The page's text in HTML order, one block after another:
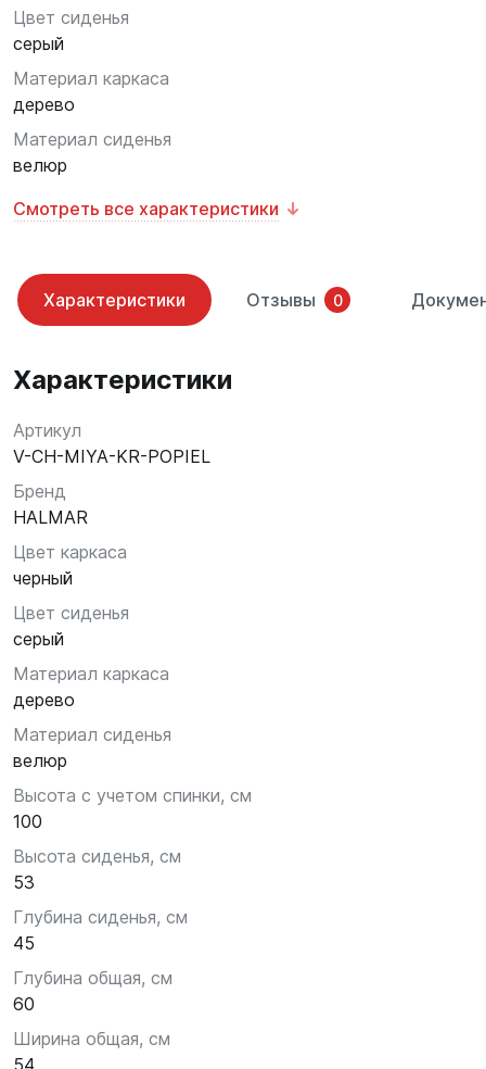
Цвет сиденья
серый
Материал каркаса
дерево
Материал сиденья
велюр
Смотреть все характеристики
Характеристики Отзывы 0
Характеристики
Артикул
V-CH-MIYA-KR-POPIEL
Бренд
HALMAR
Цвет каркаса
черный
Цвет сиденья
серый
Материал каркаса
дерево
Материал сиденья
велюр
Высота с учетом спинки, см
100
Высота сиденья, см
53
Глубина сиденья, см
45
Глубина общая, см
60
Ширина общая, см
54